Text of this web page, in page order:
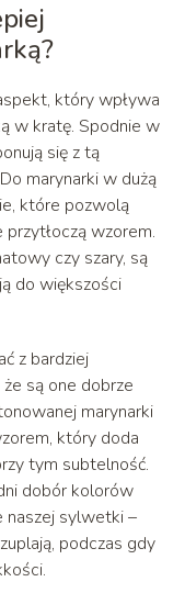
który wpływa
w kratę. Spodnie w
się z tą
marynarki w dużą
które pozwolą
wzorem.
czy szary, są
do większości
z bardziej
są one dobrze
marynarki
który doda
tym subtelność.
dobór kolorów
naszej sylwetki –
podczas gdy